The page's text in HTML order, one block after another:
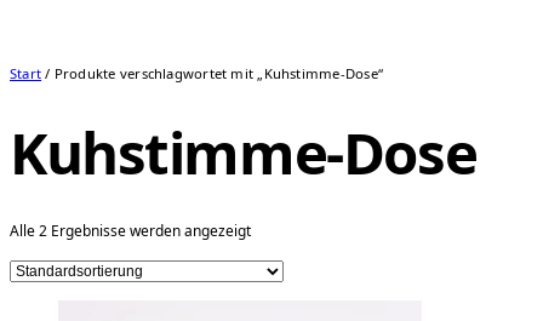
Start / Produkte verschlagwortet mit „Kuhstimme-Dose“
Kuhstimme-Dose
Alle 2 Ergebnisse werden angezeigt